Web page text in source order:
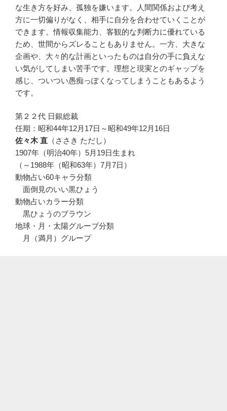
な生き方を好み、孤独を嫌います。人間関係および考え
方に一切偏りがなく、相手に自分を合わせていくことが
できます。情報収集能力、客観的な判断力に優れている
ため、世間からズレることもありません。一方、大きな
企画や、大々的な計画といったものは自分の手に負えな
い気がしてしまい苦手です。理想と現実とのギャップを
感じ、ついつい愚痴っぽくなってしまうこともあるよう
です。
第２２代 日銀総裁
任期：昭和44年12月17日～昭和49年12月16日
佐々木 直 （ささき ただし）
1907年（明治40年）5月19日生まれ
（～1988年（昭和63年）7月7日）
動物占い60キャラ分類
面倒見のいい黒ひょう
動物占いカラー分類
黒ひょうのブラウン
地球・月・太陽グルーブ分類
月（満月）グループ